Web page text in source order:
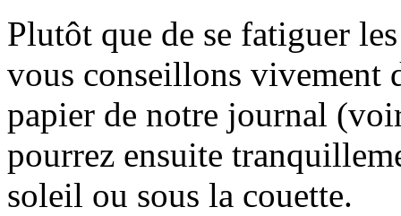
Plutôt que de se fatiguer
vous conseillons vivement
papier de notre journal
pourrez ensuite
soleil ou sous la couette.